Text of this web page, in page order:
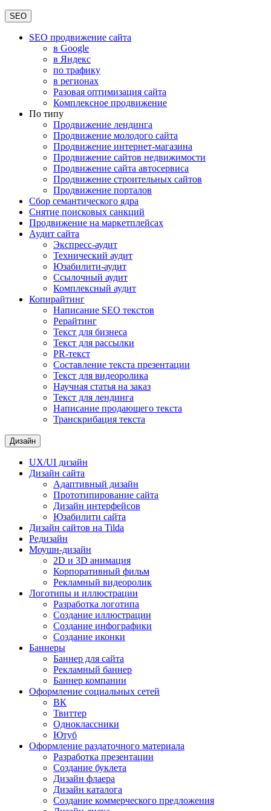
SEO
SEO продвижение сайта
в Google
в Яндекс
по трафику
в регионах
Разовая оптимизация сайта
Комплексное продвижение
По типу
Продвижение лендинга
Продвижение молодого сайта
Продвижение интернет-магазина
Продвижение сайтов недвижимости
Продвижение сайта автосервиса
Продвижение строительных сайтов
Продвижение порталов
Сбор семантического ядра
Снятие поисковых санкций
Продвижение на маркетплейсах
Аудит сайта
Экспресс-аудит
Технический аудит
Юзабилити-аудит
Ссылочный аудит
Комплексный аудит
Копирайтинг
Написание SEO текстов
Рерайтинг
Текст для бизнеса
Текст для рассылки
PR-текст
Составление текста презентации
Текст для видеоролика
Научная статья на заказ
Текст для лендинга
Написание продающего текста
Транскрибация текста
Дизайн
UX/UI дизайн
Дизайн сайта
Адаптивный дизайн
Прототипирование сайта
Дизайн интерфейсов
Юзабилити сайта
Дизайн сайтов на Tilda
Редизайн
Моушн-дизайн
2D и 3D анимация
Корпоративный фильм
Рекламный видеоролик
Логотипы и иллюстрации
Разработка логотипа
Создание иллюстрации
Создание инфографики
Создание иконки
Баннеры
Баннер для сайта
Рекламный баннер
Баннер компании
Оформление социальных сетей
ВК
Твиттер
Одноклассники
Ютуб
Оформление раздаточного материала
Разработка презентации
Создание буклета
Дизайн флаера
Дизайн каталога
Создание коммерческого предложения